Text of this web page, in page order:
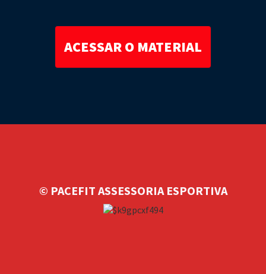
ACESSAR O MATERIAL
© PACEFIT ASSESSORIA ESPORTIVA